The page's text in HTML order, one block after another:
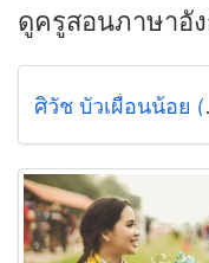
ดูครูสอนภาษาอั
ศิวั